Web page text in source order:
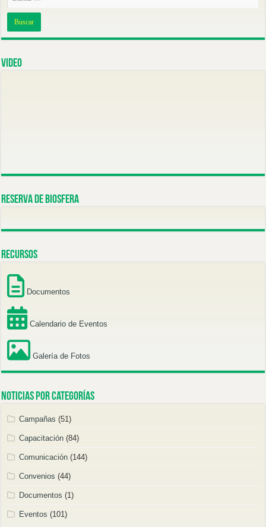
Video
Reserva de Biosfera
Recursos
Documentos
Calendario de Eventos
Galería de Fotos
Noticias por categorías
Campañas (51)
Capacitación (84)
Comunicación (144)
Convenios (44)
Documentos (1)
Eventos (101)